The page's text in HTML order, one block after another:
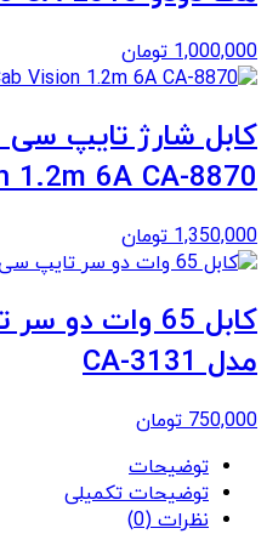
1,000,000 تومان
1.2m 6A CA-8870
1,350,000 تومان
کابل 65 وات
مدل CA-3131
750,000 تومان
توضیحات
توضیحات تکمیلی
نظرات (0)